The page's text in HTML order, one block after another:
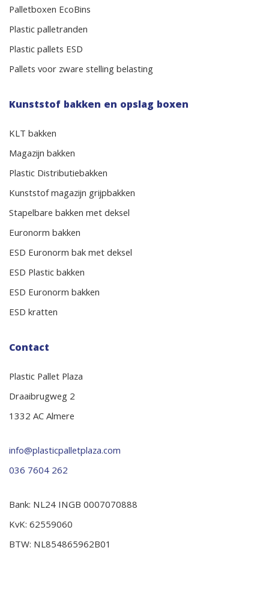
Palletboxen EcoBins
Plastic palletranden
Plastic pallets ESD
Pallets voor zware stelling belasting
Kunststof bakken en opslag boxen
KLT bakken
Magazijn bakken
Plastic Distributiebakken
Kunststof magazijn grijpbakken
Stapelbare bakken met deksel
Euronorm bakken
ESD Euronorm bak met deksel
ESD Plastic bakken
ESD Euronorm bakken
ESD kratten
Contact
Plastic Pallet Plaza
Draaibrugweg 2
1332 AC Almere
info@plasticpalletplaza.com
036 7604 262
Bank: NL24 INGB 0007070888
KvK: 62559060
BTW: NL854865962B01